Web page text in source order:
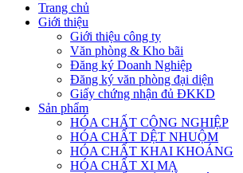
Trang chủ
Giới thiệu
Giới thiệu công ty
Văn phòng & Kho bãi
Đăng ký Doanh Nghiệp
Đăng ký văn phòng đại diện
Giấy chứng nhận đủ ĐKKD
Sản phẩm
HÓA CHẤT CÔNG NGHIỆP
HÓA CHẤT DỆT NHUỘM
HÓA CHẤT KHAI KHOÁNG
HÓA CHẤT XI MẠ